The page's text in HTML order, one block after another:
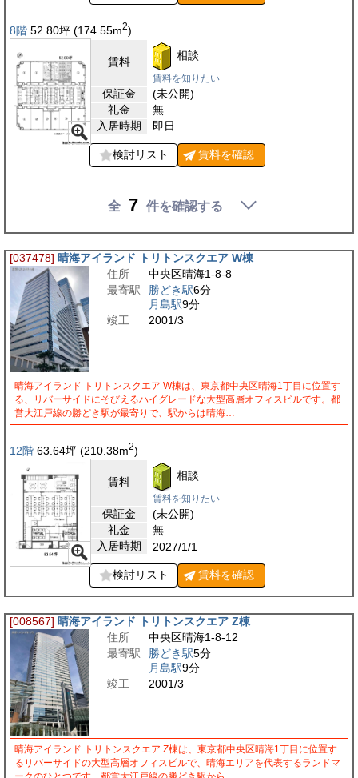
8階 52.80坪 (174.55m2)
賃料 相談
賃料を知りたい
保証金
(未公開)
礼金
無
入居時期
即日
検討リスト 賃料を確認
全 7 件を確認する
[037478] 晴海アイランド トリトンスクエア W棟
住所
中央区晴海1-8-8
最寄駅
勝どき駅6分
月島駅9分
竣工
2001/3
晴海アイランド トリトンスクエア W棟は、東京都中央区晴海1丁目に位置す
る、リバーサイドにそびえるハイグレードな大型高層オフィスビルです。都
営大江戸線の勝どき駅が最寄りで、駅からは晴海…
12階 63.64坪 (210.38m2)
賃料 相談
賃料を知りたい
保証金
(未公開)
礼金
無
入居時期
2027/1/1
検討リスト 賃料を確認
[008567] 晴海アイランド トリトンスクエア Z棟
住所
中央区晴海1-8-12
最寄駅
勝どき駅5分
月島駅9分
竣工
2001/3
晴海アイランド トリトンスクエア Z棟は、東京都中央区晴海1丁目に位置す
るリバーサイドの大型高層オフィスビルで、晴海エリアを代表するランドマ